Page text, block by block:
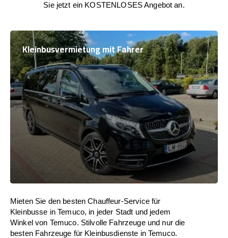
Sie jetzt ein KOSTENLOSES Angebot an.
Kleinbusvermietung mit Fahrer
Mieten Sie den besten Chauffeur-Service für
Kleinbusse in Temuco, in jeder Stadt und jedem
Winkel von Temuco. Stilvolle Fahrzeuge und nur die
besten Fahrzeuge für Kleinbusdienste in Temuco.